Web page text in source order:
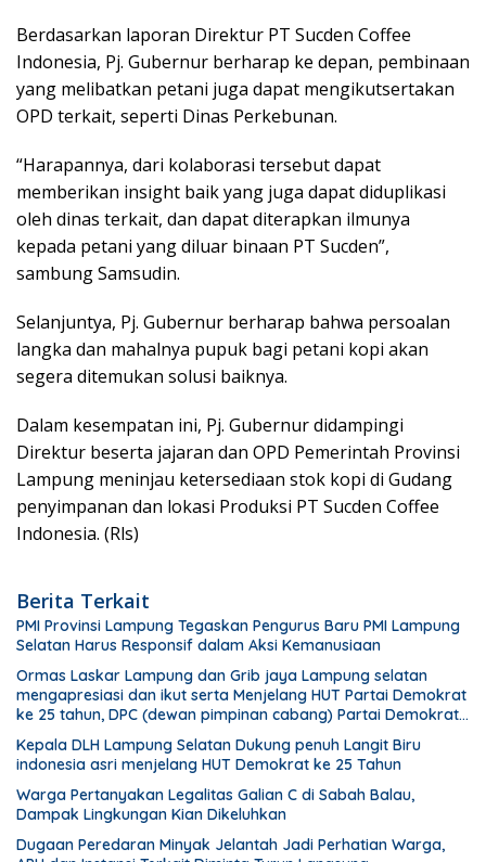
Berdasarkan laporan Direktur PT Sucden Coffee
Indonesia, Pj. Gubernur berharap ke depan, pembinaan
yang melibatkan petani juga dapat mengikutsertakan
OPD terkait, seperti Dinas Perkebunan.
“Harapannya, dari kolaborasi tersebut dapat
memberikan insight baik yang juga dapat diduplikasi
oleh dinas terkait, dan dapat diterapkan ilmunya
kepada petani yang diluar binaan PT Sucden”,
sambung Samsudin.
Selanjuntya, Pj. Gubernur berharap bahwa persoalan
langka dan mahalnya pupuk bagi petani kopi akan
segera ditemukan solusi baiknya.
Dalam kesempatan ini, Pj. Gubernur didampingi
Direktur beserta jajaran dan OPD Pemerintah Provinsi
Lampung meninjau ketersediaan stok kopi di Gudang
penyimpanan dan lokasi Produksi PT Sucden Coffee
Indonesia. (Rls)
Berita Terkait
PMI Provinsi Lampung Tegaskan Pengurus Baru PMI Lampung
Selatan Harus Responsif dalam Aksi Kemanusiaan
Ormas Laskar Lampung dan Grib jaya Lampung selatan
mengapresiasi dan ikut serta Menjelang HUT Partai Demokrat
ke 25 tahun, DPC (dewan pimpinan cabang) Partai Demokrat
Lampung Selatan gelar aksi bersih-bersih pantai dan
menanam pohon
Kepala DLH Lampung Selatan Dukung penuh Langit Biru
indonesia asri menjelang HUT Demokrat ke 25 Tahun
Warga Pertanyakan Legalitas Galian C di Sabah Balau,
Dampak Lingkungan Kian Dikeluhkan
Dugaan Peredaran Minyak Jelantah Jadi Perhatian Warga,